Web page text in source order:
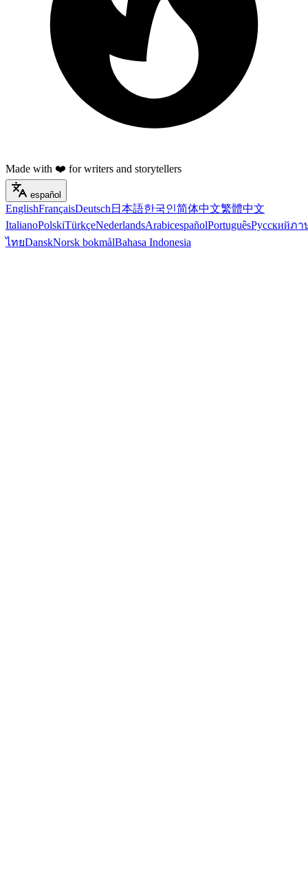
Made with ❤️ for writers and storytellers
español
EnglishFrançaisDeutsch 日本語한국인简体中文繁體中文
ItalianoPolskiTürkçeNederlandsArabicespañolPortuguêsРусскийภา
ไทยDanskNorsk bokmålBahasa Indonesia